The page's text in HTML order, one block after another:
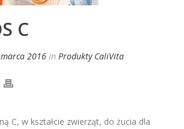
C
2016 In Produkty CaliVita
C, w kształcie zwierząt, do żucia dla